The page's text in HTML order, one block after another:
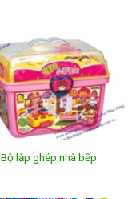
Bộ lắp ghép nhà bếp